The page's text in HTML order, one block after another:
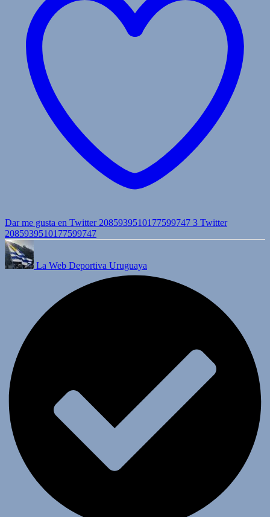
Dar me gusta en Twitter 2085939510177599747 3 Twitter
2085939510177599747
La Web Deportiva Uruguaya